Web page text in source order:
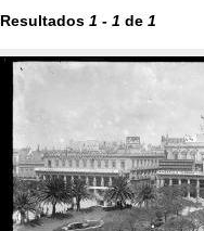
Resultados 1 - 1 de 1